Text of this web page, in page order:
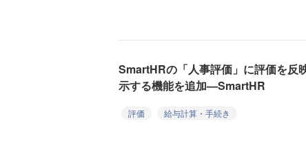
SmartHRの「人事評価」に評価を反
示する機能を追加—SmartHR
評価
給与計算・手続き